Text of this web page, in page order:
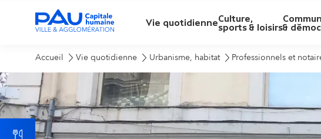
M
e
n
u
Vie quotidienneCulture,
sports & loisirs&
Accueil Vie quotidienne Urbanisme, habitat Professionnels et